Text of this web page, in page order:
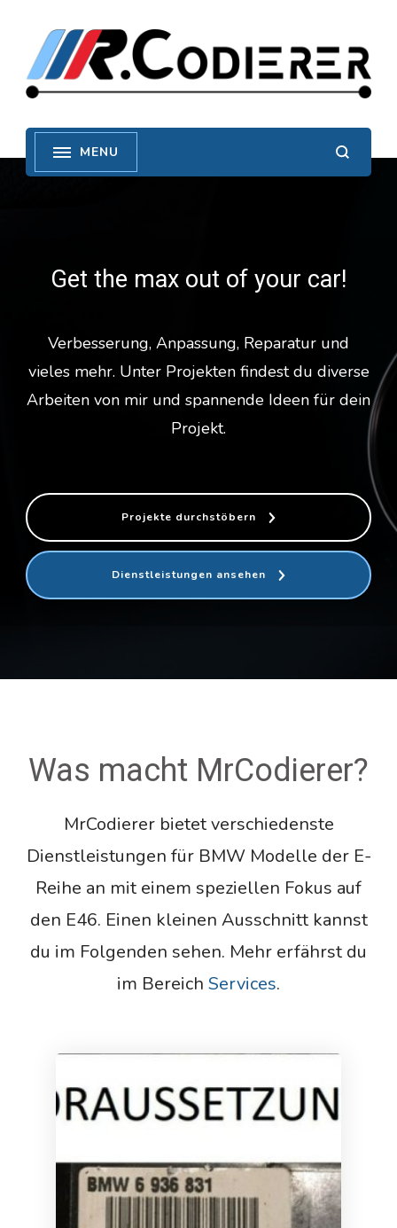
Get the max out of your car!
Verbesserung, Anpassung, Reparatur und
vieles mehr. Unter Projekten findest du diverse
Arbeiten von mir und spannende Ideen für dein
Projekt.
Projekte durchstöbern
Dienstleistungen ansehen
Was macht MrCodierer?
MrCodierer bietet verschiedenste
Dienstleistungen für BMW Modelle der E-
Reihe an mit einem speziellen Fokus auf
den E46. Einen kleinen Ausschnitt kannst
du im Folgenden sehen. Mehr erfährst du
im Bereich Services.